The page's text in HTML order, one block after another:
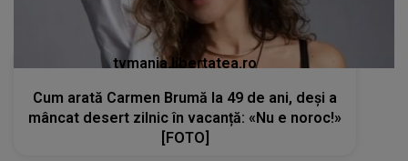
tvmania.libertatea.ro
Cum arată Carmen Brumă la 49 de ani, deși a
mâncat desert zilnic în vacanță: «Nu e noroc!»
[FOTO]